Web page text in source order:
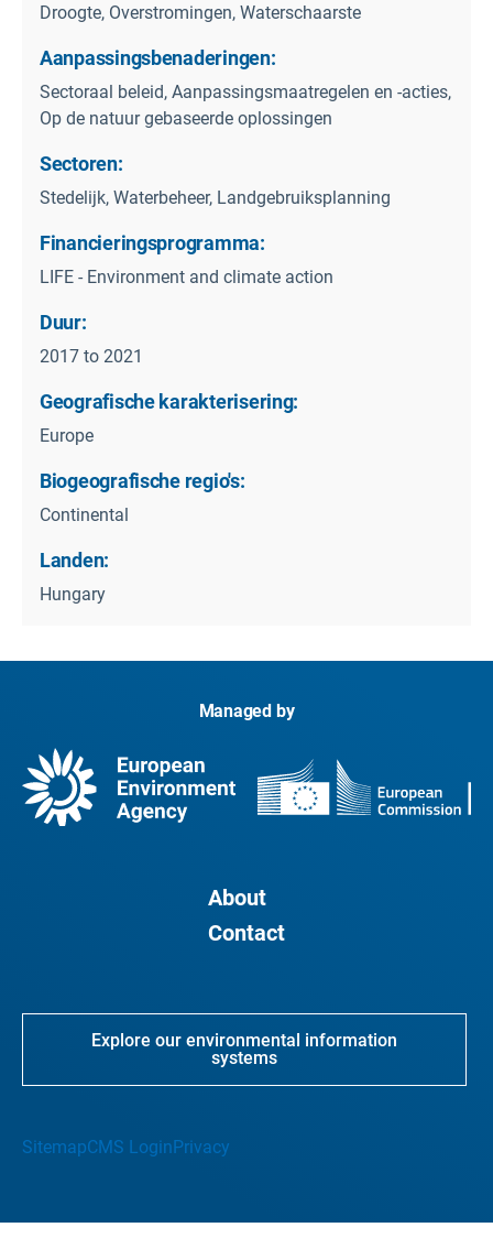
Droogte, Overstromingen, Waterschaarste
Aanpassingsbenaderingen:
Sectoraal beleid, Aanpassingsmaatregelen en -acties,
Op de natuur gebaseerde oplossingen
Sectoren:
Stedelijk, Waterbeheer, Landgebruiksplanning
Financieringsprogramma:
LIFE - Environment and climate action
Duur:
2017 to 2021
Geografische karakterisering:
Europe
Biogeografische regio's:
Continental
Landen:
Hungary
Managed by
About
Contact
Explore our environmental information
systems
SitemapCMS Login Privacy